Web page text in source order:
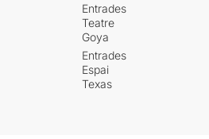
Entrades
Teatre
Goya
Entrades
Espai
Texas